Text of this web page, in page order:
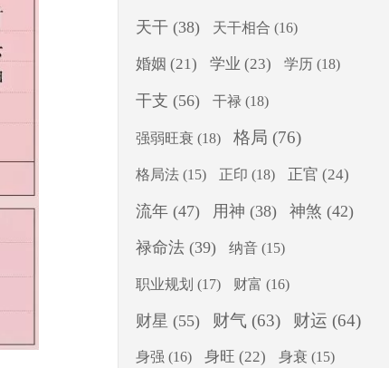
天干 (38) 天干相合 (16)
婚姻 (21) 学业 (23) 学历 (18)
干支 (56) 干禄 (18)
强弱旺衰 (18) 格局 (76)
格局法 (15) 正印 (18) 正官 (24)
流年 (47) 用神 (38) 神煞 (42)
禄命法 (39) 纳音 (15)
职业规划 (17) 财富 (16)
财星 (55) 财气 (63) 财运 (64)
身强 (16) 身旺 (22) 身衰 (15)